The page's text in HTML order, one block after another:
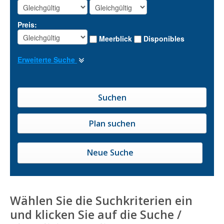
Preis:
Meerblick
Disponibles
Erweiterte Suche
Neue Suche
Wählen Sie die Suchkriterien ein
und klicken Sie auf die Suche /